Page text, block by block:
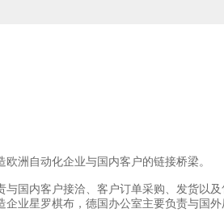
洲自动化企业与国内客户的链接桥梁。
国内客户接洽、客户订单采购、发货以
业星罗棋布，德国办公室主要负责与国